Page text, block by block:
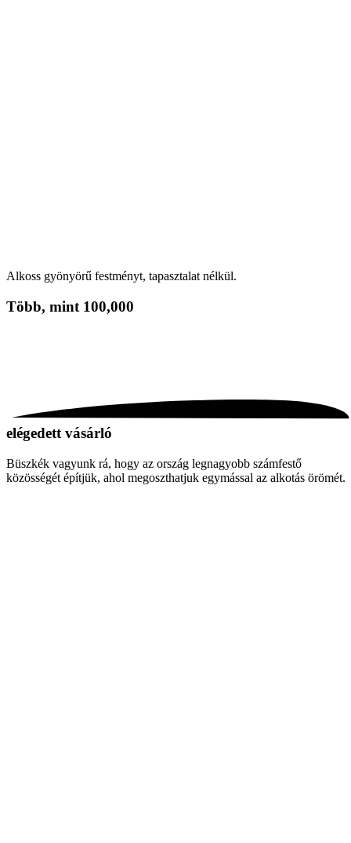
Alkoss gyönyörű festményt, tapasztalat nélkül.
Több, mint 100,000
elégedett vásárló
Büszkék vagyunk rá, hogy az ország legnagyobb számfestő
közösségét építjük, ahol megoszthatjuk egymással az alkotás örömét.